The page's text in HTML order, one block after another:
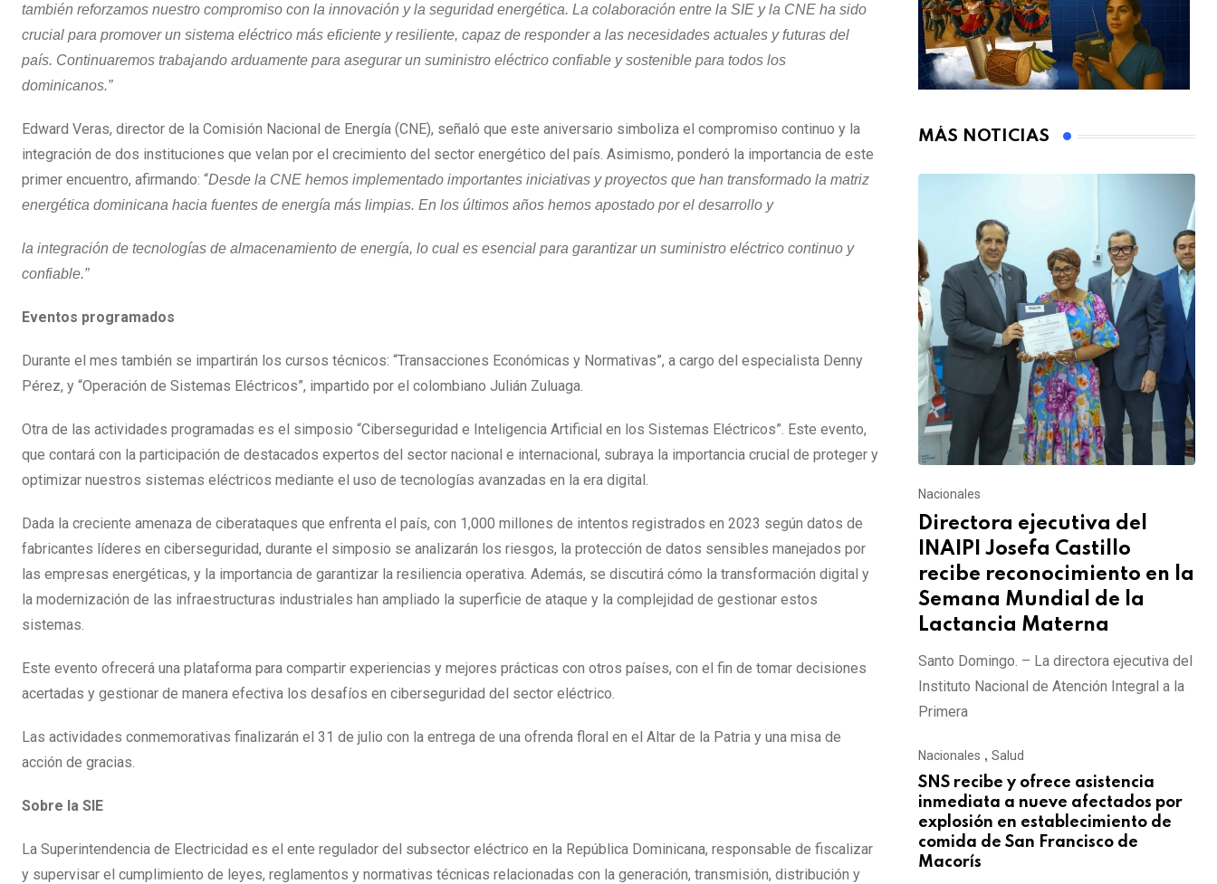
también reforzamos nuestro compromiso con la innovación y la seguridad energética. La colaboración entre la SIE y la CNE ha sido
crucial para promover un sistema eléctrico más eficiente y resiliente, capaz de responder a las necesidades actuales y futuras del
país. Continuaremos trabajando arduamente para asegurar un suministro eléctrico confiable y sostenible para todos los
dominicanos.”
Edward Veras, director de la Comisión Nacional de Energía (CNE), señaló que este aniversario simboliza el compromiso continuo y la
integración de dos instituciones que velan por el crecimiento del sector energético del país. Asimismo, ponderó la importancia de este
primer encuentro, afirmando: “Desde la CNE hemos implementado importantes iniciativas y proyectos que han transformado la matriz
energética dominicana hacia fuentes de energía más limpias. En los últimos años hemos apostado por el desarrollo y
la integración de tecnologías de almacenamiento de energía, lo cual es esencial para garantizar un suministro eléctrico continuo y
confiable.”
Eventos programados
Durante el mes también se impartirán los cursos técnicos: “Transacciones Económicas y Normativas”, a cargo del especialista Denny
Pérez, y “Operación de Sistemas Eléctricos”, impartido por el colombiano Julián Zuluaga.
Otra de las actividades programadas es el simposio “Ciberseguridad e Inteligencia Artificial en los Sistemas Eléctricos”. Este evento,
que contará con la participación de destacados expertos del sector nacional e internacional, subraya la importancia crucial de proteger y
optimizar nuestros sistemas eléctricos mediante el uso de tecnologías avanzadas en la era digital.
Dada la creciente amenaza de ciberataques que enfrenta el país, con 1,000 millones de intentos registrados en 2023 según datos de
fabricantes líderes en ciberseguridad, durante el simposio se analizarán los riesgos, la protección de datos sensibles manejados por
las empresas energéticas, y la importancia de garantizar la resiliencia operativa. Además, se discutirá cómo la transformación digital y
la modernización de las infraestructuras industriales han ampliado la superficie de ataque y la complejidad de gestionar estos
sistemas.
Este evento ofrecerá una plataforma para compartir experiencias y mejores prácticas con otros países, con el fin de tomar decisiones
acertadas y gestionar de manera efectiva los desafíos en ciberseguridad del sector eléctrico.
Las actividades conmemorativas finalizarán el 31 de julio con la entrega de una ofrenda floral en el Altar de la Patria y una misa de
acción de gracias.
Sobre la SIE
La Superintendencia de Electricidad es el ente regulador del subsector eléctrico en la República Dominicana, responsable de fiscalizar
y supervisar el cumplimiento de leyes, reglamentos y normativas técnicas relacionadas con la generación, transmisión, distribución y
MÁS NOTICIAS
Nacionales
Directora ejecutiva del
INAIPI Josefa Castillo
recibe reconocimiento en la
Semana Mundial de la
Lactancia Materna
Santo Domingo. – La directora ejecutiva del
Instituto Nacional de Atención Integral a la
Primera
Nacionales , Salud
SNS recibe y ofrece asistencia
inmediata a nueve afectados por
explosión en establecimiento de
comida de San Francisco de
Macorís